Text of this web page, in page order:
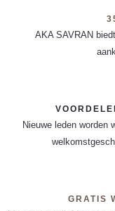
AKA SAVRAN
Nieuwe leden worden
GRATIS